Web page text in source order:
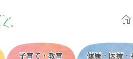
子育て・教育 健康・医療・